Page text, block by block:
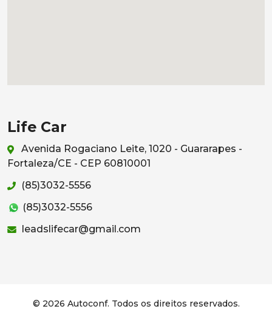
Life Car
Avenida Rogaciano Leite, 1020 - Guararapes -
Fortaleza/CE - CEP 60810001
(85)3032-5556
(85)3032-5556
leadslifecar@gmail.com
© 2026 Autoconf. Todos os direitos reservados.